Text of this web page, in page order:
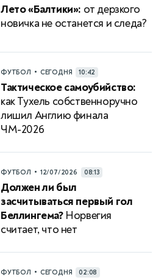
Лето «Балтики»: от дерзкого
новичка не останется и следа?
ФУТБОЛ • СЕГОДНЯ 10:42
Тактическое самоубийство:
как Тухель собственноручно
лишил Англию финала
ЧМ-2026
ФУТБОЛ • 12/07/2026 08:13
Должен ли был
засчитываться первый гол
Беллингема?Норвегия
считает, что нет
ФУТБОЛ • СЕГОДНЯ 02:08